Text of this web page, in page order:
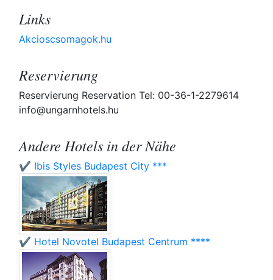
Links
Akcioscsomagok.hu
Reservierung
Reservierung Reservation Tel: 00-36-1-2279614
info@ungarnhotels.hu
Andere Hotels in der Nähe
✔️ Ibis Styles Budapest City ***
✔️ Hotel Novotel Budapest Centrum ****